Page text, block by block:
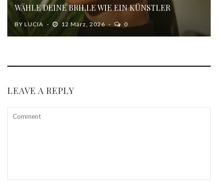
WÄHLE DEINE BRILLE WIE EIN KÜNSTLER
BY LUCIA 12 März, 2026 0
LEAVE A REPLY